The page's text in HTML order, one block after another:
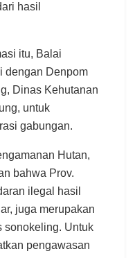
hasil
itu, Balai
dengan Denpom
Dinas Kehutanan
untuk
gabungan.
Hutan,
bahwa Prov.
ilegal hasil
juga merupakan
sonokeling. Untuk
pengawasan